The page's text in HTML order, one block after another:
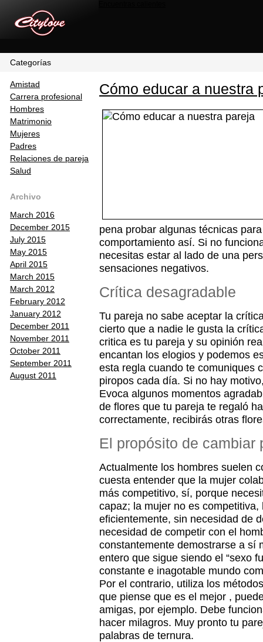
Categorías
Amistad
Carrera profesional
Hombres
Matrimonio
Mujeres
Padres
Relaciones de pareja
Salud
Archivo
March 2016
December 2015
July 2015
May 2015
April 2015
March 2015
March 2012
February 2012
January 2012
December 2011
November 2011
October 2011
September 2011
August 2011
Cómo educar a nuestra
pena probar algunas técnicas
comportamiento así. Si no
necesitas estar al lado de una
sensaciones negativos.
Crítica desagradable
Tu pareja no sabe aceptar la
cierto que a nadie le gusta la
critica es tu pareja y su opinión
encantan los elogios y podemos
esta regla cuando te comuniques
piropos cada día. Si no hay
Evoca algunos momentos
de flores que tu pareja te regaló
correctamente, recibirás otras
El propósito de cambiar
Actualmente los hombres suelen
cuesta entender que la mujer
más competitivo, sí, porque
capaz; la mujer no es
eficientemente, sin necesidad de
necesidad de competir con el
constantemente demostrarse a sí
entero que sigue siendo el “sexo
constante e inagotable mundo
Por el contrario, utiliza los
que piense que es el mejor ,
amigas, por ejemplo. Debe
hacer milagros. Muy pronto tu
palabras de ternura.